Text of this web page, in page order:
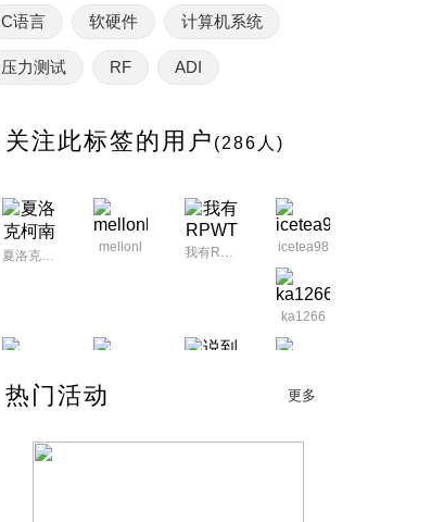
C语言 软硬件 计算机系统
压力测试 RF ADI
关注此标签的用户 (286人)
mellonl icetea98
ka1266
yuhunewton
热门活动 更多